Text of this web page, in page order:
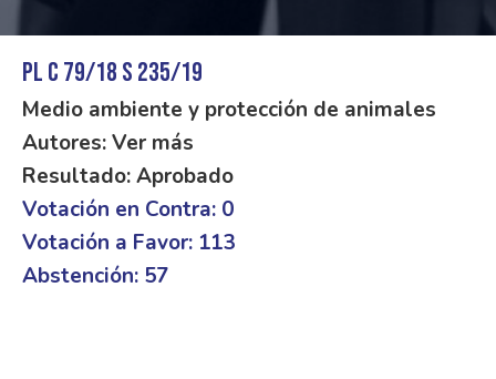
PL C 79/18 S 235/19
Medio ambiente y protección de animales
Autores: Ver más
Resultado: Aprobado
Votación en Contra: 0
Votación a Favor: 113
Abstención: 57